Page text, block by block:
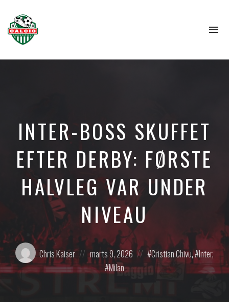
INTER-BOSS SKUFFET
EFTER DERBY: FØRSTE
HALVLEG VAR UNDER
NIVEAU
Posted
by:
Chris Kaiser
Posted
on
marts 9, 2026
Posted
in:Cristian Chivu, Inter,
Milan